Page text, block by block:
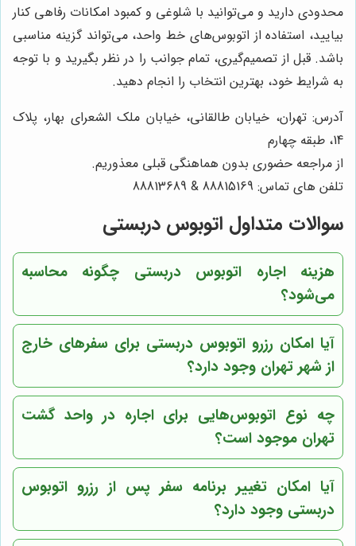
محدودی دارید و می‌توانید با شلوغی و کمبود امکانات رفاهی کنار
بیایید، استفاده از اتوبوس‌های خط واحد، می‌تواند گزینه مناسبی
باشد. قبل از تصمیم‌گیری، تمام جوانب را در نظر بگیرید و با توجه
به شرایط خود، بهترین انتخاب را انجام دهید.
آدرس: تهران، خیابان طالقانی، خیابان ملک الشعرای بهار، پلاک
14، طبقه چهارم
از مراجعه حضوری بدون هماهنگی قبلی معذوریم.
تلفن های تماس: 88815169 & 88813689
سوالات متداول اتوبوس دربستی
هزینه اجاره اتوبوس دربستی چگونه محاسبه
می‌شود؟
آیا امکان رزرو اتوبوس دربستی برای سفرهای خارج
از شهر تهران وجود دارد؟
چه نوع اتوبوس‌هایی برای اجاره درواحد گشت
تهران موجود است؟
آیا امکان تغییر برنامه سفر پس از رزرو اتوبوس
دربستی وجود دارد؟